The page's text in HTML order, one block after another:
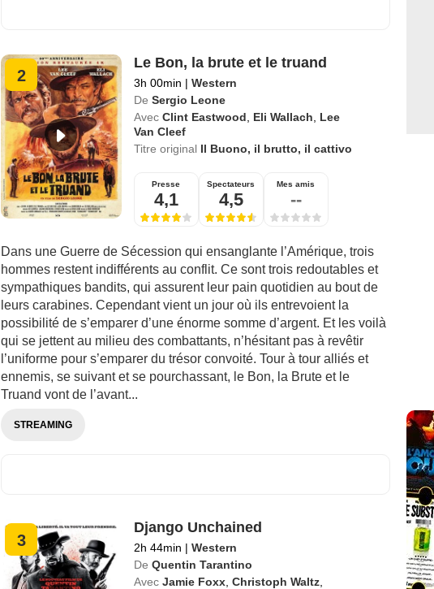
2
Le Bon, la brute et le truand
3h 00min | Western
De Sergio Leone
Avec Clint Eastwood Eli Wallach
Lee
Van Cleef
Titre original Il Buono, il brutto, il cattivo
Presse
4,1
Spectateurs
4,5
Mes amis
--
Dans une Guerre de Sécession qui ensanglante l’Amérique, trois
hommes restent indifférents au conflit. Ce sont trois redoutables et
sympathiques bandits, qui assurent leur pain quotidien au bout de
leurs carabines. Cependant vient un jour où ils entrevoient la
possibilité de s’emparer d’une énorme somme d’argent. Et les voilà
qui se jettent au milieu des combattants, n’hésitant pas à revêtir
l’uniforme pour s’emparer du trésor convoité. Tour à tour alliés et
ennemis, se suivant et se pourchassant, le Bon, la Brute et le
Truand vont de l’avant...
STREAMING
3
Django Unchained
2h 44min | Western
De Quentin Tarantino
Avec Jamie Foxx, Christoph Waltz,